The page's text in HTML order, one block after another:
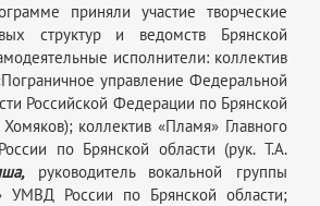
приняли участие творческие
структур и ведомств Брянской
исполнители: коллектив
управление Федеральной
Российской Федерации по Брянской
коллектив «Пламя» Главного
по Брянской области (рук. Т.А.
руководитель вокальной группы
УМВД России по Брянской области;